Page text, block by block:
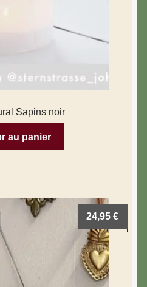
Sapins noir
au panier
24,95€